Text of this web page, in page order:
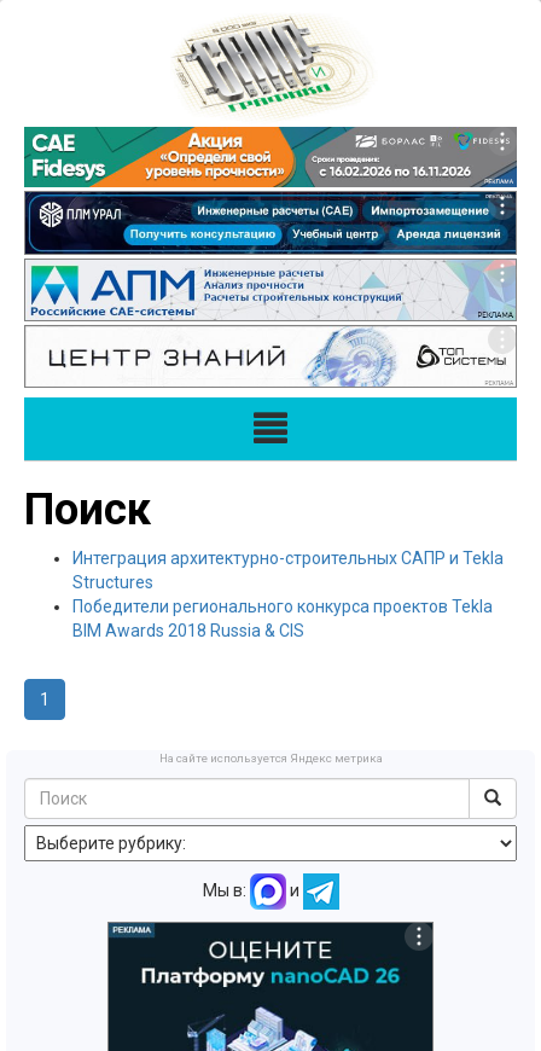
Поиск
Интеграция архитектурно-строительных САПР и Tekla
Structures
Победители регионального конкурса проектов Tekla
BIM Awards 2018 Russia & CIS
1
На сайте используется Яндекс метрика
Мы в: и